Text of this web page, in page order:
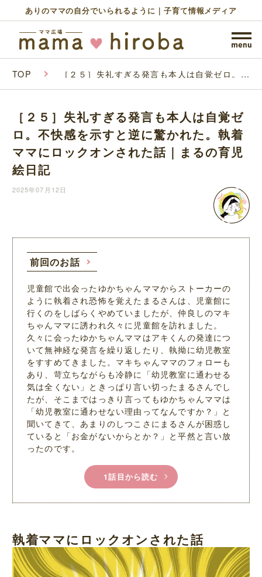
ありのママの自分でいられるように｜子育て情報メディア
TOP ［２５］失礼すぎる発言も本人は自覚ゼロ。不
オンされた話｜まるの育児絵日記
［２５］失礼すぎる発言も本人は自覚ゼ
ロ。不快感を示すと逆に驚かれた。執着
ママにロックオンされた話｜まるの育児
絵日記
2025年07月12日
前回のお話
児童館で出会ったゆかちゃんママからストーカーの
ように執着され恐怖を覚えたまるさんは、児童館に
行くのをしばらくやめていましたが、仲良しのマキ
ちゃんママに誘われ久々に児童館を訪れました。
久々に会ったゆかちゃんママはアキくんの発達につ
いて無神経な発言を繰り返したり、執拗に幼児教室
をすすめてきました。マキちゃんママのフォローも
あり、苛立ちながらも冷静に「幼児教室に通わせる
気は全くない」ときっぱり言い切ったまるさんでし
たが、そこまではっきり言ってもゆかちゃんママは
「幼児教室に通わせない理由ってなんですか？」と
聞いてきて、あまりのしつこさにまるさんが困惑し
ていると「お金がないからとか？」と平然と言い放
ったのです。
1話目から読む
執着ママにロックオンされた話